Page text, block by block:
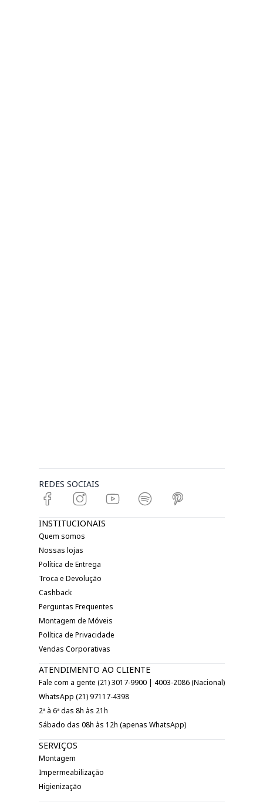
REDES SOCIAIS
INSTITUCIONAIS
Quem somos
Nossas lojas
Política de Entrega
Troca e Devolução
Cashback
Perguntas Frequentes
Montagem de Móveis
Política de Privacidade
Vendas Corporativas
ATENDIMENTO AO CLIENTE
Fale com a gente (21) 3017-9900 | 4003-2086 (Nacional)
WhatsApp (21) 97117-4398
2ª à 6ª das 8h às 21h
Sábado das 08h às 12h (apenas WhatsApp)
SERVIÇOS
Montagem
Impermeabilização
Higienização